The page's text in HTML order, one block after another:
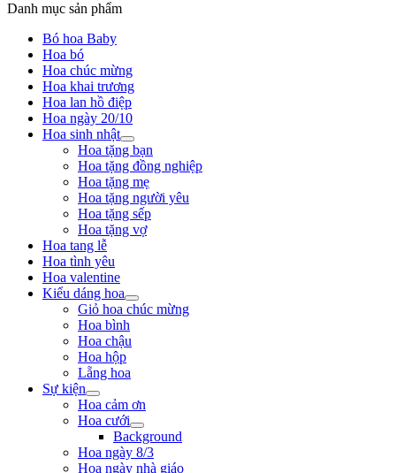
Danh mục sản phẩm
Bó hoa Baby
Hoa bó
Hoa chúc mừng
Hoa khai trương
Hoa lan hồ điệp
Hoa ngày 20/10
Hoa sinh nhật
Hoa tặng bạn
Hoa tặng đồng nghiệp
Hoa tặng mẹ
Hoa tặng người yêu
Hoa tặng sếp
Hoa tặng vợ
Hoa tang lễ
Hoa tình yêu
Hoa valentine
Kiểu dáng hoa
Giỏ hoa chúc mừng
Hoa bình
Hoa chậu
Hoa hộp
Lẵng hoa
Sự kiện
Hoa cảm ơn
Hoa cưới
Background
Hoa ngày 8/3
Hoa ngày nhà giáo